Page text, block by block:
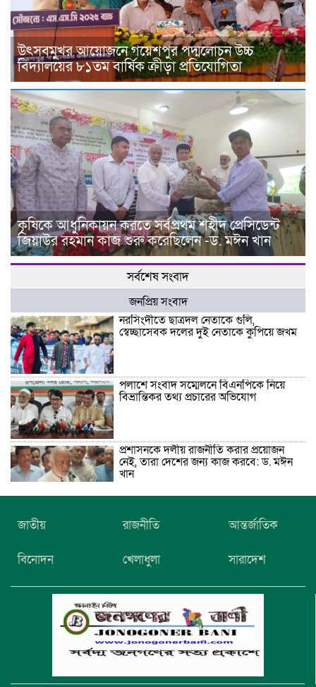
উৎসবমুখর আয়োজনে গয়েশপুর পদ্মলোচন উচ্চ
বিদ্যালয়ের ৮১তম বার্ষিক ক্রীড়া প্রতিযোগিতা
কৃষিকে আধুনিকায়ন করতে সর্বপ্রথম শহীদ প্রেসিডেন্ট
জিয়াউর রহমান কাজ শুরু করেছিলেন -ড. মঈন খান
সর্বশেষ সংবাদ
জনপ্রিয় সংবাদ
নরসিংদীতে ছাত্রদল নেতাকে গুলি,
স্বেচ্ছাসেবক দলের দুই নেতাকে কুপিয়ে জখম
পলাশে সংবাদ সম্মেলনে বিএনপিকে নিয়ে
বিভ্রান্তিকর তথ্য প্রচারের অভিযোগ
প্রশাসনকে দলীয় রাজনীতি করার প্রয়োজন
নেই, তারা দেশের জন্য কাজ করবে: ড. মঈন
খান
নিখোঁজের তিনদিন পর মাইক্রোবাস চালকের
মরদেহ উদ্ধার
উচ্চ বিদ্যালয়ের ৮১তম বার্ষিক ক্রীড়া
জাতীয় রাজনীতি আন্তর্জাতিক
বিনোদন খেলাধুলা সারাদেশ